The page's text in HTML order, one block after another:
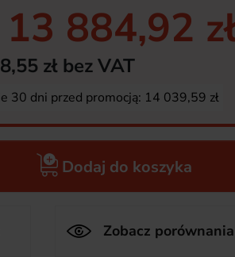
13 884,92
zł bez VAT
30 dni przed promocją: 14 039,59 zł
Dodaj do koszyka
Zobacz porównania